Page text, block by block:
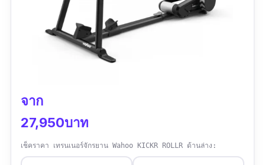
จาก
27,950บาท
เช็คราคา เทรนเนอร์จักรยาน Wahoo KICKR ROLLR ด้านล่าง: